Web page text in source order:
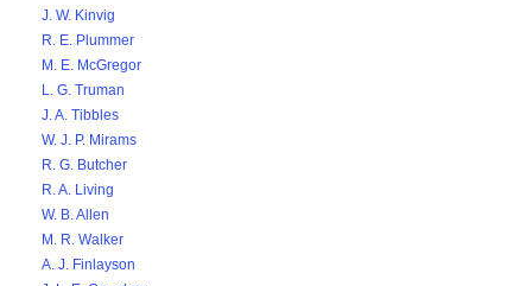
J. W. Kinvig
R. E. Plummer
M. E. McGregor
L. G. Truman
J. A. Tibbles
W. J. P. Mirams
R. G. Butcher
R. A. Living
W. B. Allen
M. R. Walker
A. J. Finlayson